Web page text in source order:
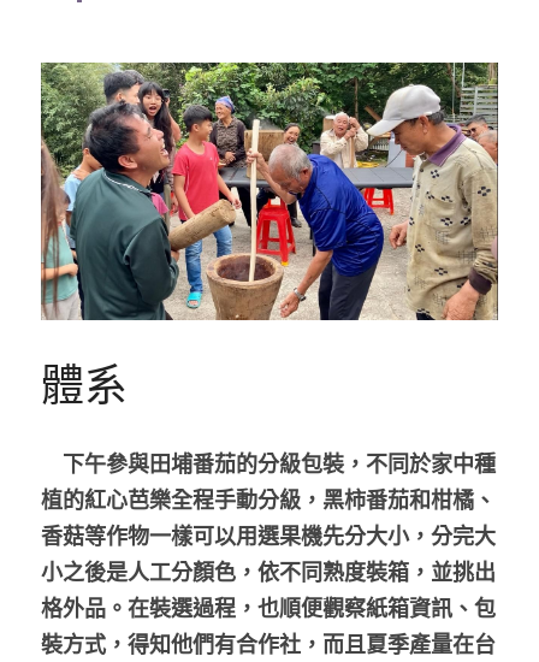
體系
下午參與田埔番茄的分級包裝，不同於家中種
植的紅心芭樂全程手動分級，黑柿番茄和柑橘、
香菇等作物一樣可以用選果機先分大小，分完大
小之後是人工分顏色，依不同熟度裝箱，並挑出
格外品。在裝選過程，也順便觀察紙箱資訊、包
裝方式，得知他們有合作社，而且夏季產量在台